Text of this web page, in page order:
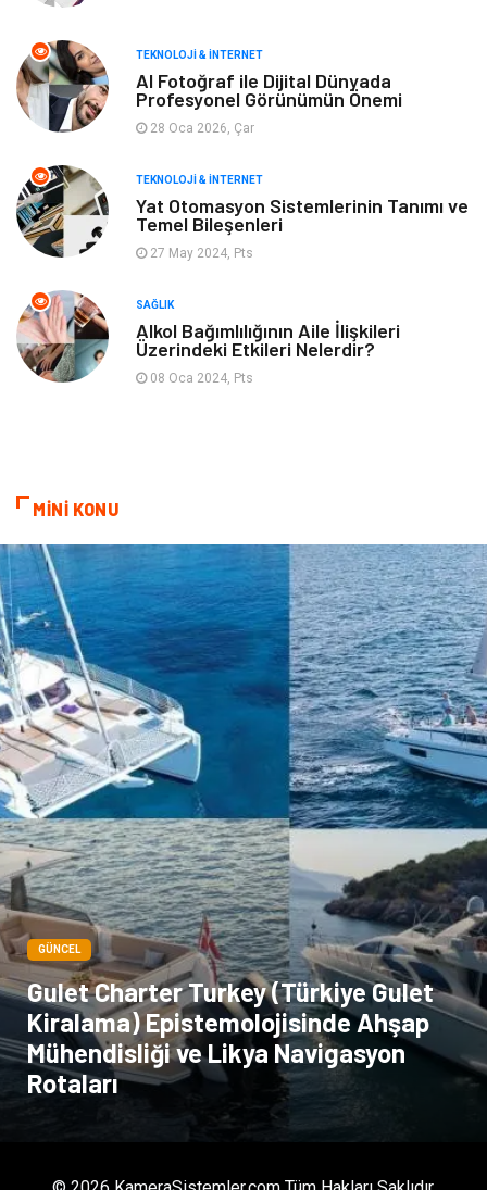
Tarım & Hayvancılık Moda
TEKNOLOJI & İNTERNET
AI Fotoğraf ile Dijital Dünyada
Profesyonel Görünümün Önemi
28 Oca 2026, Çar
TEKNOLOJI & İNTERNET
Yat Otomasyon Sistemlerinin Tanımı ve
Temel Bileşenleri
27 May 2024, Pts
SAĞLIK
Alkol Bağımlılığının Aile İlişkileri
Üzerindeki Etkileri Nelerdir?
08 Oca 2024, Pts
MİNİ KONU
GÜNCEL
Gulet Charter Turkey (Türkiye Gulet
Kiralama) Epistemolojisinde Ahşap
Mühendisliği ve Likya Navigasyon
Rotaları